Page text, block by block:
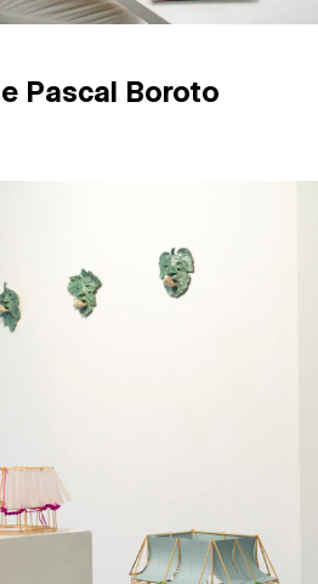
Pascal Boroto